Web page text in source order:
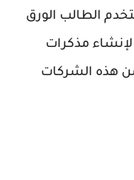
الطالب الورق
مذكرات
هذه الشركات